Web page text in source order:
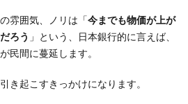
雰囲気、ノリは「今までも物価が上が
ろう 」という、日本銀行的に言えば、
民間に蔓延します。
き起こすきっかけになります。